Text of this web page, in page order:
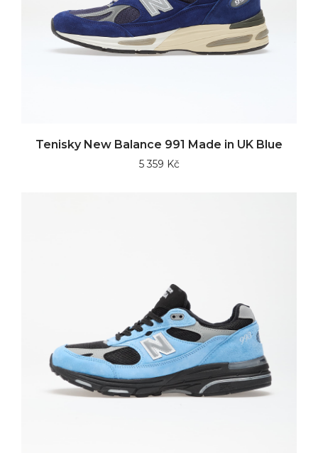
Tenisky New Balance 991 Made in UK Blue
5 359 Kč